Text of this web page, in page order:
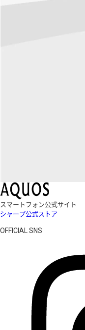
スマートフォン公式サイト
シャープ公式ストア
OFFICIAL SNS